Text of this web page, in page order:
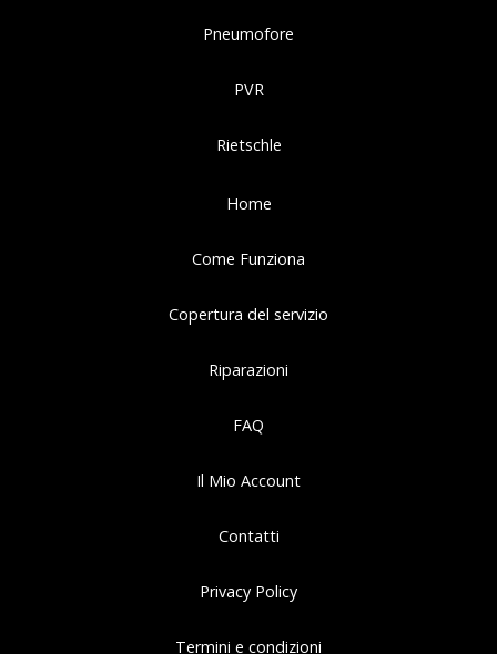
Pneumofore
PVR
Rietschle
Home
Come Funziona
Copertura del servizio
Riparazioni
FAQ
Il Mio Account
Contatti
Privacy Policy
Termini e condizioni